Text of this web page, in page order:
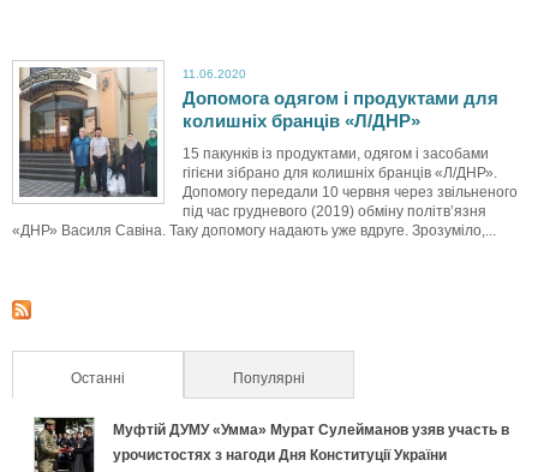
11.06.2020
Допомога одягом і продуктами для
колишніх бранців «Л/ДНР»
15 пакунків із продуктами, одягом і засобами
гігієни зібрано для колишніх бранців «Л/ДНР».
Допомогу передали 10 червня через звільненого
під час грудневого (2019) обміну політв’язня
«ДНР» Василя Савіна. Таку допомогу надають уже вдруге. Зрозуміло,...
Останні (активна вкладка)Популярні
Муфтій ДУМУ «Умма» Мурат Сулейманов узяв участь в
урочистостях з нагоди Дня Конституції України